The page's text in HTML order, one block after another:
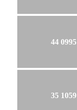
44 0995
35 1059